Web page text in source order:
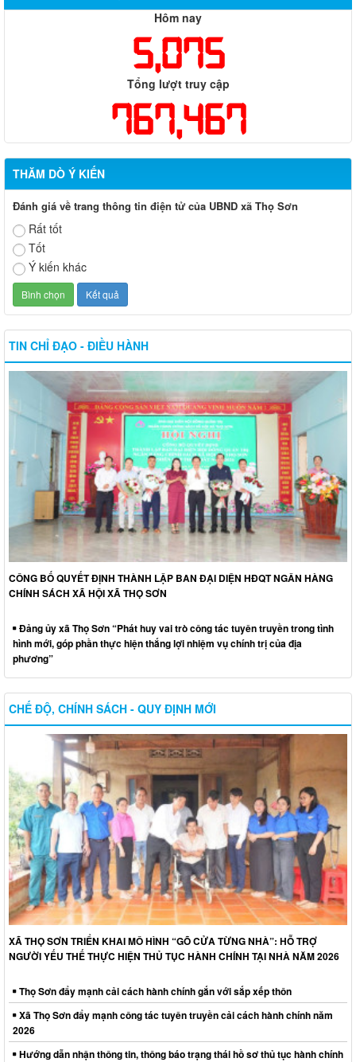
Hôm nay
5,075
Tổng lượt truy cập
767,467
THĂM DÒ Ý KIẾN
Đánh giá về trang thông tin điện tử của UBND xã Thọ Sơn
Rất tốt
Tốt
Ý kiến khác
TIN CHỈ ĐẠO - ĐIỀU HÀNH
CÔNG BỐ QUYẾT ĐỊNH THÀNH LẬP BAN ĐẠI DIỆN HĐQT NGÂN HÀNG
CHÍNH SÁCH XÃ HỘI XÃ THỌ SƠN
Đảng ủy xã Thọ Sơn “Phát huy vai trò công tác tuyên truyền trong tình
hình mới, góp phần thực hiện thắng lợi nhiệm vụ chính trị của địa
phương”
CHẾ ĐỘ, CHÍNH SÁCH - QUY ĐỊNH MỚI
XÃ THỌ SƠN TRIỂN KHAI MÔ HÌNH “GÕ CỬA TỪNG NHÀ”: HỖ TRỢ
NGƯỜI YẾU THẾ THỰC HIỆN THỦ TỤC HÀNH CHÍNH TẠI NHÀ NĂM 2026
Thọ Sơn đẩy mạnh cải cách hành chính gắn với sắp xếp thôn
Xã Thọ Sơn đẩy mạnh công tác tuyên truyền cải cách hành chính năm
2026
Hướng dẫn nhận thông tin, thông báo trạng thái hồ sơ thủ tục hành chính